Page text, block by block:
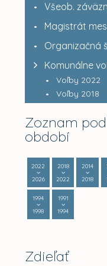
Všeob.
Magistrát
Organizačná
Komunálne
Voľby 2022
Voľby 2018
Zoznam
období
2022
2026
2018
2022
2014
2018
1994
1998
1991
1994
Zdieľať